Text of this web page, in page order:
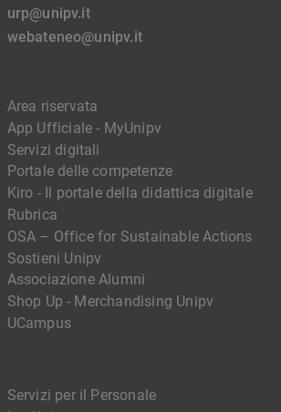
urp@unipv.it
webateneo@unipv.it
Area riservata
App Ufficiale - MyUnipv
Servizi digitali
Portale delle competenze
Kiro - Il portale della didattica digitale
Rubrica
OSA – Office for Sustainable Actions
Sostieni Unipv
Associazione Alumni
Shop Up - Merchandising Unipv
UCampus
Servizi per il Personale